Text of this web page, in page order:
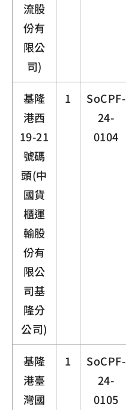
流股
份有
限公
司)
基隆
港西
19-21
號碼
頭(中
國貨
櫃運
輸股
份有
限公
司基
隆分
公司)
1
SoCPF-
24-
0104
基隆
港臺
灣國
1
SoCPF-
24-
0105